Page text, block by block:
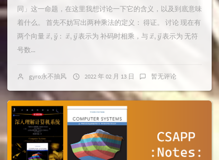
同」这一命题，在这里我想讨论一下它的含义，以及到底意味
着什么。 首先不妨写出两种乘法的定义： 得证。 讨论 现在有
两个向量 x
→ ,
y→：x
→ ,
y→表示为 补码时相乘，与x
→ ,
y→表示为 无符
号数...
gyro永不抽风 2022 年 02 月 13 日 暂无评论